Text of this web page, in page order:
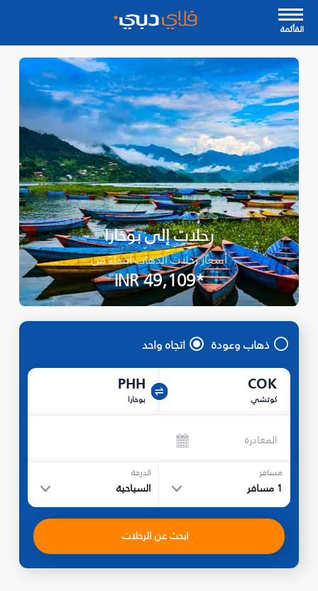
القأئمة
رحلات إلى بوخارا
أسعار رحلات الذهاب ابتداءً من
*INR 49,109
ذهاب وعودة اتجاه واحد
COK
كوتشي
PHH
بوخارا
المغادرة
مسافر
1 مسافر
الدرجة
السياحية
ابحث عن الرحلات